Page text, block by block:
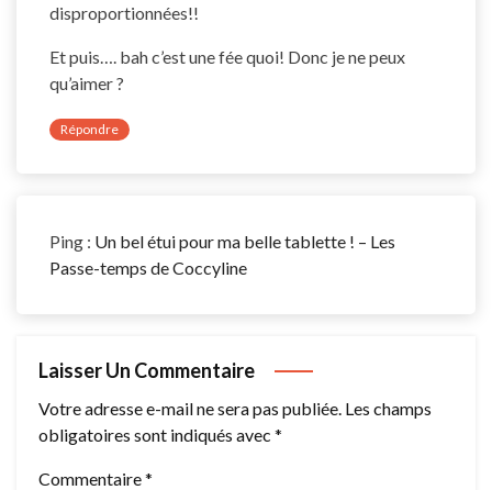
disproportionnées!!
Et puis…. bah c’est une fée quoi! Donc je ne peux
qu’aimer ?
Répondre
Ping : Un bel étui pour ma belle tablette ! – Les
Passe-temps de Coccyline
Laisser Un Commentaire
Votre adresse e-mail ne sera pas publiée. Les champs
obligatoires sont indiqués avec *
Commentaire*